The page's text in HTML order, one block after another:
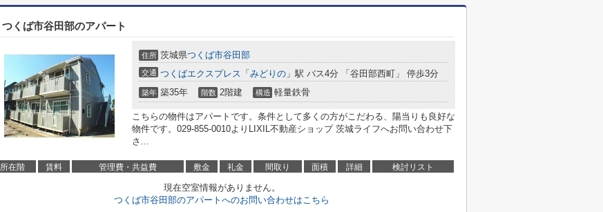
つくば市谷田部のアパート
住所 茨城県つくば市谷田部
交通 つくばエクスプレス 「 みどりの 」駅 バス4分 「谷田部西町」 停歩3分
築年 築35年 階数 2階建 構造 軽量鉄骨
こちらの物件はアパートです。条件として多くの方がこだわる、陽当りも良好な
物件です。029-855-0010よりLIXIL不動産ショップ 茨城ライフへお問い合わせ下
さ...
所在階 賃料 管理費・共益費 敷金 礼金 間取り 面積 詳細 検討リスト
現在空室情報がありません。
つくば市谷田部のアパートへのお問い合わせはこちら